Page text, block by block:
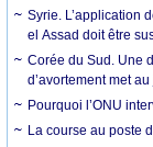
Syrie. L’application
el Assad doit être
Corée du Sud. Une
d’avortement met
Pourquoi l’ONU
La course au poste